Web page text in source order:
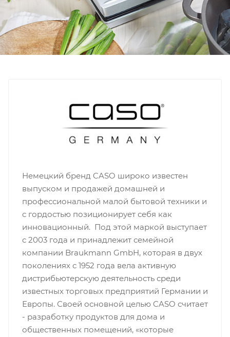
Немецкий бренд CASO широко известен
выпуском и продажей домашней и
профессиональной малой бытовой техники и
с гордостью позиционирует себя как
инновационный. Под этой маркой выступает
с 2003 года и принадлежит семейной
компании Braukmann GmbH, которая в двух
поколениях с 1952 года вела активную
дистрибьютерскую деятельность среди
известных торговых предприятий Германии и
Европы. Своей основной целью CASO считает
- разработку продуктов для дома и
общественных помещений, «которые